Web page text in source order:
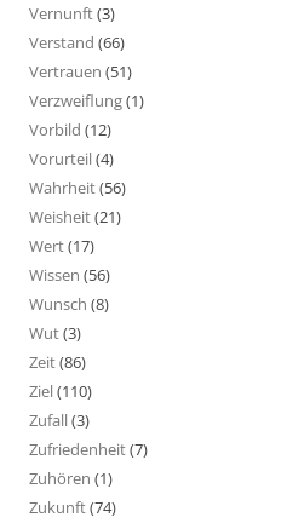
Vernunft(3)
Verstand (66)
Vertrauen (51)
Verzweiflung(1)
Vorbild (12)
Vorurteil(4)
Wahrheit(56)
Weisheit(21)
Wert(17)
Wissen (56)
Wunsch (8)
Wut(3)
Zeit(86)
Ziel(110)
Zufall(3)
Zufriedenheit(7)
Zuhören (1)
Zukunft(74)